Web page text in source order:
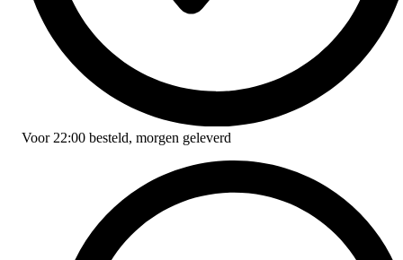
Voor 22:00 besteld, morgen geleverd